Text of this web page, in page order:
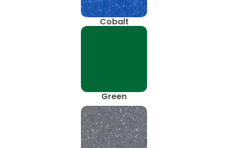
Cobalt
Green